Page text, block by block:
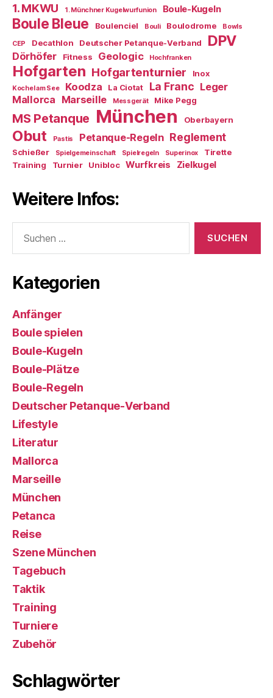
1. MKWU 1. Münchner Kugelwurfunion Boule-Kugeln
Boule Bleue Boulenciel Bouli Boulodrome Bowls
CEP Decathlon Deutscher Petanque-Verband DPV
Dörhöfer Fitness Geologic Hochfranken
Hofgarten Hofgartenturnier Inox
Kochel am See Koodza La Ciotat La Franc Leger
Mallorca Marseille Messgerät Mike Pegg
MS Petanque München Oberbayern
Obut Pastis Petanque-Regeln Reglement
Schießer Spielgemeinschaft Spielregeln Superinox
Tirette
Training
Turnier Unibloc Wurfkreis Zielkugel
Weitere Infos:
nach:
Kategorien
Anfänger
Boule spielen
Boule-Kugeln
Boule-Plätze
Boule-Regeln
Deutscher Petanque-Verband
Lifestyle
Literatur
Mallorca
Marseille
München
Petanca
Reise
Szene München
Tagebuch
Taktik
Training
Turniere
Zubehör
Schlagwörter